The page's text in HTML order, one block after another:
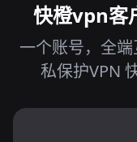
快橙vpn客
一个账号，全
私保护VPN